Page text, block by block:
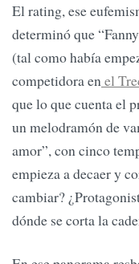
El rating, ese
determinó que
(tal como había
competidora enel
que lo que cuenta el
un melodramón de
amor”, con cinco
empieza a decaer y
cambiar?
dónde se corta la